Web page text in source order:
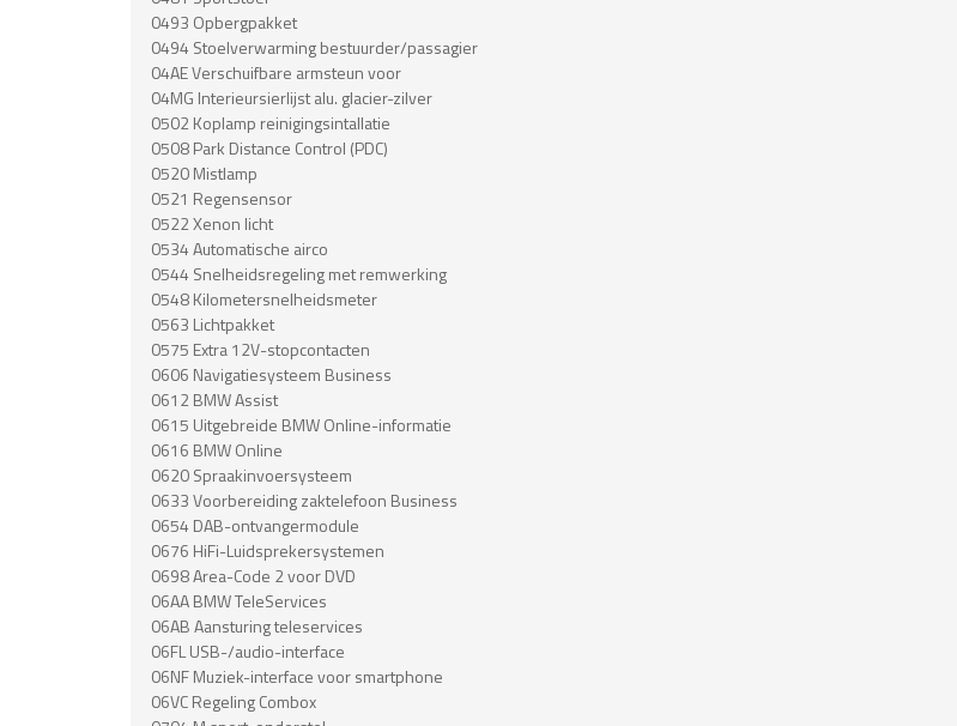
0493 Opbergpakket
0494 Stoelverwarming bestuurder/passagier
04AE Verschuifbare armsteun voor
04MG Interieursierlijst alu. glacier-zilver
0502 Koplamp reinigingsintallatie
0508 Park Distance Control (PDC)
0520 Mistlamp
0521 Regensensor
0522 Xenon licht
0534 Automatische airco
0544 Snelheidsregeling met remwerking
0548 Kilometersnelheidsmeter
0563 Lichtpakket
0575 Extra 12V-stopcontacten
0606 Navigatiesysteem Business
0612 BMW Assist
0615 Uitgebreide BMW Online-informatie
0616 BMW Online
0620 Spraakinvoersysteem
0633 Voorbereiding zaktelefoon Business
0654 DAB-ontvangermodule
0676 HiFi-Luidsprekersystemen
0698 Area-Code 2 voor DVD
06AA BMW TeleServices
06AB Aansturing teleservices
06FL USB-/audio-interface
06NF Muziek-interface voor smartphone
06VC Regeling Combox